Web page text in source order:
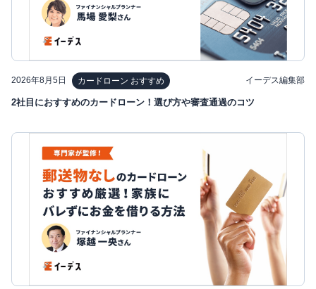
2026年8月5日 カードローン おすすめ イーデス編集部
2社目におすすめのカードローン！選び方や審査通過のコツ